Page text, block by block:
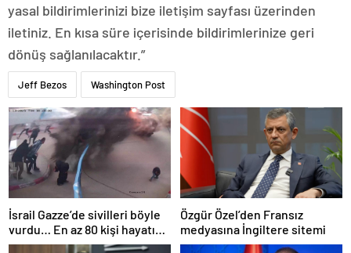
yasal bildirimlerinizi bize iletişim sayfası üzerinden
iletiniz. En kısa süre içerisinde bildirimlerinize geri
dönüş sağlanılacaktır.”
Jeff Bezos Washington Post
İsrail Gazze’de sivilleri böyle
vurdu… En az 80 kişi hayatını
kaybetti
Özgür Özel’den Fransız
medyasına İngiltere sitemi